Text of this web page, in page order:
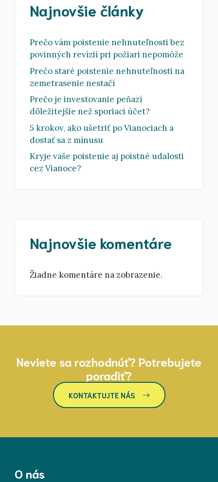
Najnovšie články
Prečo vám poistenie nehnuteľnosti bez
povinných revízií pri požiari nepomôže
Prečo staré poistenie nehnuteľnosti na
zemetrasenie nestačí
Prečo je investovanie peňazí
dôležitejšie než sporiaci účet?
5 krokov, ako ušetriť po Vianociach a
dostať sa z mínusu
Kryje vaše poistenie aj poistné udalosti
cez Vianoce?
Najnovšie komentáre
Žiadne komentáre na zobrazenie.
Neviete sa rozhodnúť? Potrebujete
poradiť?
KONTAKTUJTE NÁS
O nás